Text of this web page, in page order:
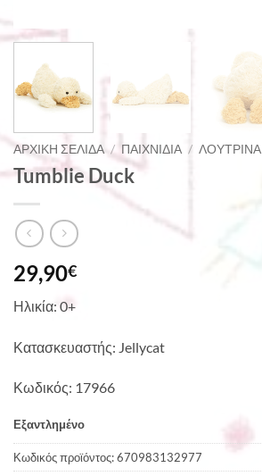
ΑΡΧΙΚΉ ΣΕΛΊΔΑ / ΠΑΙΧΝΊΔΙΑ / ΛΟΎΤΡΙΝΑ
Tumblie Duck
29,90€
Ηλικία: 0+
Κατασκευαστής: Jellycat
Κωδικός: 17966
Εξαντλημένο
Κωδικός προϊόντος:670983132977